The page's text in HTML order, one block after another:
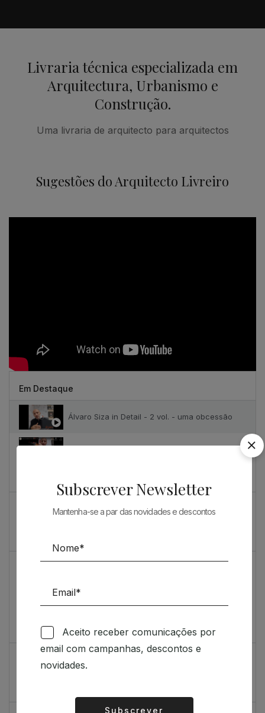
Livraria técnica especializada em
Arquitectura, Urbanismo e
Construção.
Uma livraria de arquitecto para arquitectos
Sugestões do Arquitecto Livreiro
Em Destaque
Álvaro Siza in Detail - 2 vol. - uma obcessão
O máximo rigor
PRENDA ESPECIAL PARA ARQUITECTOS 2023
Feedback
Índice de satisfação inédito
Subscrever Newsletter
Mantenha-se a par das novidades e descontos
Aceito receber comunicações por
email com campanhas, descontos e
novidades.
Subscrever